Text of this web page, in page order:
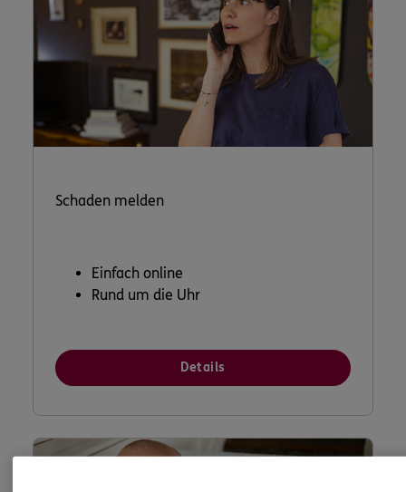
Schaden melden
Einfach online
Rund um die Uhr
Details